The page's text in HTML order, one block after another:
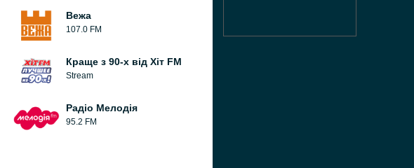
Вежа
107.0 FM
Краще з 90-х від Хіт FM
Stream
Радіо Мелодія
95.2 FM